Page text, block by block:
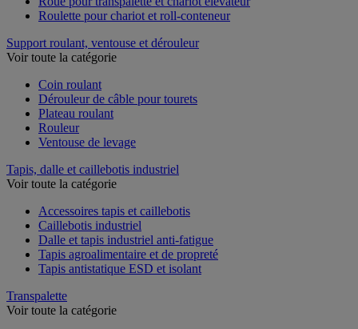
Roulette pour chariot et roll-conteneur
Support roulant, ventouse et dérouleur
Voir toute la catégorie
Coin roulant
Dérouleur de câble pour tourets
Plateau roulant
Rouleur
Ventouse de levage
Tapis, dalle et caillebotis industriel
Voir toute la catégorie
Accessoires tapis et caillebotis
Caillebotis industriel
Dalle et tapis industriel anti-fatigue
Tapis agroalimentaire et de propreté
Tapis antistatique ESD et isolant
Transpalette
Voir toute la catégorie